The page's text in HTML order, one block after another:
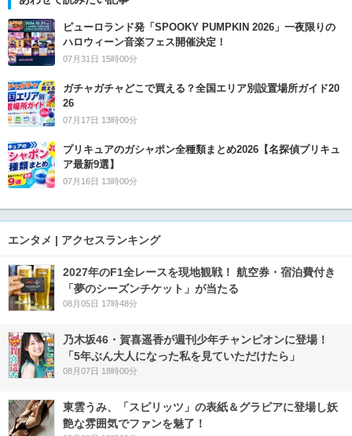
ピューロランド発「SPOOKY PUMPKIN 2026」一夜限りの
ハロウィーン音楽フェス開催決定！
07月31日 15時00分
ガチャガチャどこで買える？全国エリア別設置場所ガイド20
26
07月17日 13時00分
プリキュアのガシャポン全種類まとめ2026【名探偵プリキュ
ア最新9選】
07月16日 13時00分
エンタメ | アクセスランキング
2027年のF1全レースを現地観戦！ 航空券・宿泊費付き
「夢のシーズンチケット」が当たる
08月05日 17時48分
乃木坂46・賀喜遥香が週刊少年チャンピオンに登場！
「5年ぶん大人になった私を見ていただけたら」
08月07日 18時00分
東雲うみ、「スピリッツ」の表紙＆グラビアに登場し妖
艶な雰囲気でファンを魅了！